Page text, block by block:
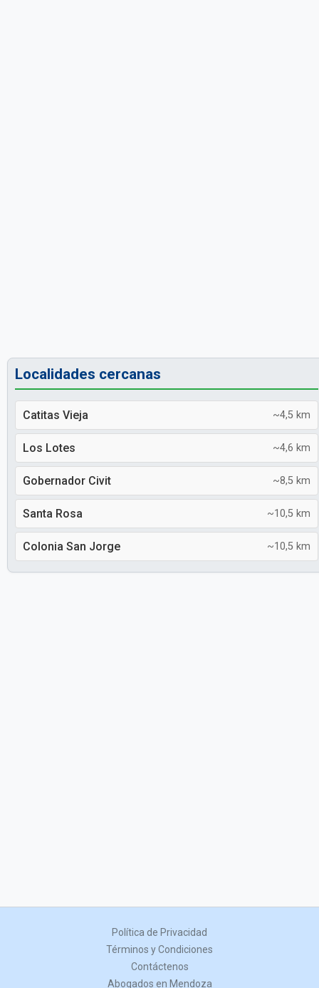
Localidades cercanas
Catitas Vieja ~4,5 km
Los Lotes ~4,6 km
Gobernador Civit ~8,5 km
Santa Rosa ~10,5 km
Colonia San Jorge ~10,5 km
Política de Privacidad
Términos y Condiciones
Contáctenos
Abogados en Mendoza